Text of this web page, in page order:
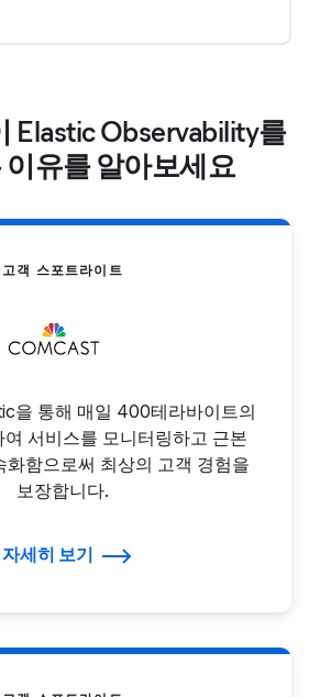
Elastic Observability를
유를 알아보세요
고객 스포트라이트
을 통해 매일 400테라바이트의
서비스를 모니터링하고 근본
화함으로써 최상의 고객 경험을
보장합니다.
자세히 보기